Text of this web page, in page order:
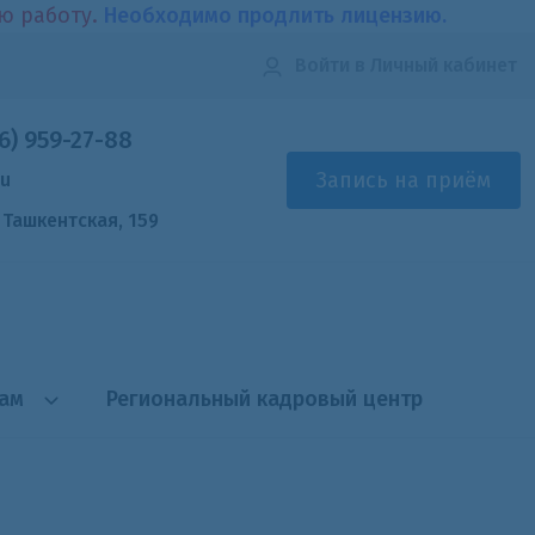
работу.
959-27-88
159
Запись на приём
Региональный кадровый центр